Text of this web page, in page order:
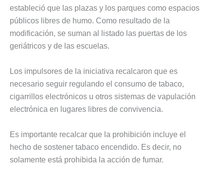
estableció que las plazas y los parques como espacios
públicos libres de humo. Como resultado de la
modificación, se suman al listado las puertas de los
geriátricos y de las escuelas.
Los impulsores de la iniciativa recalcaron que es
necesario seguir regulando el consumo de tabaco,
cigarrillos electrónicos u otros sistemas de vapulación
electrónica en lugares libres de convivencia.
Es importante recalcar que la prohibición incluye el
hecho de sostener tabaco encendido. Es decir, no
solamente está prohibida la acción de fumar.